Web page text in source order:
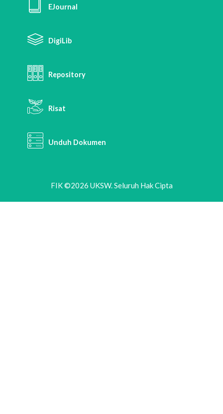
EJournal
DigiLib
Repository
Risat
Unduh Dokumen
FIK ©2026 UKSW. Seluruh Hak Cipta